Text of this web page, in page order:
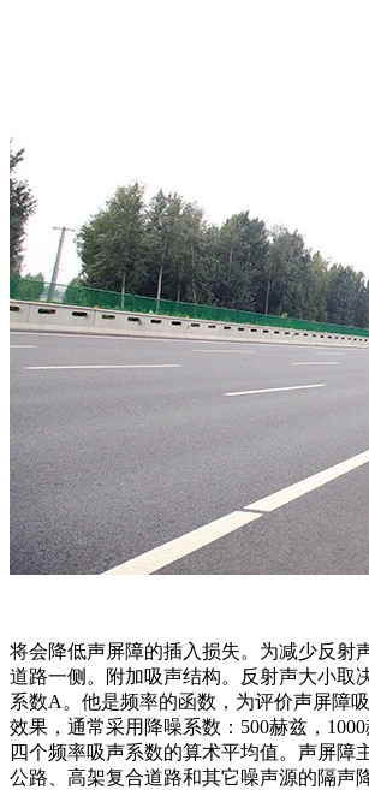
将会降低声屏障的插入损失。为减少反射
道路一侧。附加吸声结构。反射声大小取
系数A。他是频率的函数，为评价声屏障
效果，通常采用降噪系数：500赫兹，1000
四个频率吸声系数的算术平均值。声屏障
公路、高架复合道路和其它噪声源的隔声